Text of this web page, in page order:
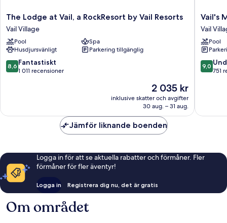
The
Lodge
at
Vail,
a
RockResort
by
The Lodge at Vail, a RockResort by Vail Resorts
Vail Village
Pool
Spa
Husdjursvänligt
Parkering tillgänglig
8.6
av
8,6 Fantastiskt
1 011 recensioner
Priset
2 035 kr
2 035 kr
inklusive skatter och avgifter
30 aug. – 31 aug.
Vail's
Haus
Vail
Village
Vail's
Vail
Pool
9.0
av
9,0
751
Jämför liknande boenden
Logga in för att se aktuella rabatter och förmåner. Fler
förmåner för fler äventyr!
Logga in Registrera dig nu, det är gratis
Om området